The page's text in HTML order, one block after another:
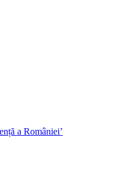
a României’